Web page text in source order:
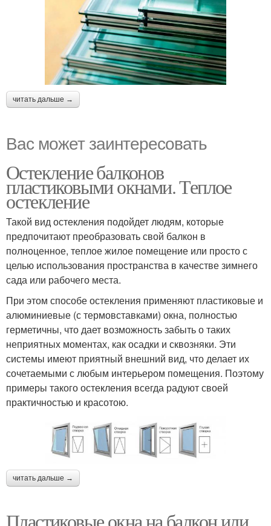
читать дальше →
Вас может заинтересовать
Остекление балконов
пластиковыми окнами. Теплое
остекление
Такой вид остекления подойдет людям, которые
предпочитают преобразовать свой балкон в
полноценное, теплое жилое помещение или просто с
целью использования пространства в качестве зимнего
сада или рабочего места.
При этом способе остекления применяют пластиковые и
алюминиевые (с термовставками) окна, полностью
герметичны, что дает возможность забыть о таких
неприятных моментах, как осадки и сквозняки. Эти
системы имеют приятный внешний вид, что делает их
сочетаемыми с любым интерьером помещения. Поэтому
примеры такого остекления всегда радуют своей
практичностью и красотою.
читать дальше →
Пластиковые окна на балкон или